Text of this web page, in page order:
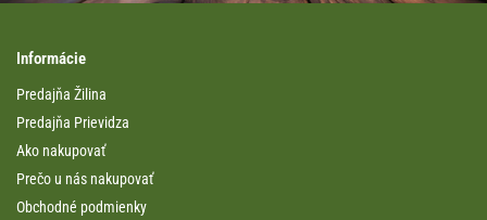
Informácie
Predajňa Žilina
Predajňa Prievidza
Ako nakupovať
Prečo u nás nakupovať
Obchodné podmienky